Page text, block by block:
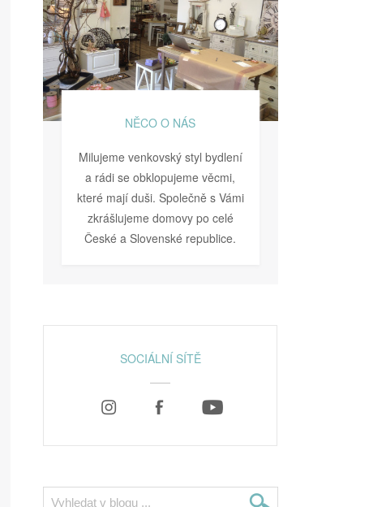
NĚCO O NÁS
Milujeme venkovský styl bydlení
a rádi se obklopujeme věcmi,
které mají duši. Společně s Vámi
zkrášlujeme domovy po celé
České a Slovenské republice.
SOCIÁLNÍ SÍTĚ